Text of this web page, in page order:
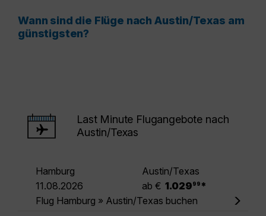
Wann sind die Flüge nach Austin/Texas am
günstigsten?
Last Minute Flugangebote nach
Austin/Texas
Hamburg
Austin/Texas
11.08.2026
ab € 1.029 99 *
Flug Hamburg » Austin/Texas buchen